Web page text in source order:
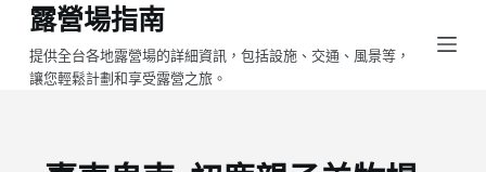
跳
至
主
露營場指南
提供全台各地露營場的詳細資訊，包括設施、交通、風景等，
讓您輕鬆計劃和享受露營之旅。